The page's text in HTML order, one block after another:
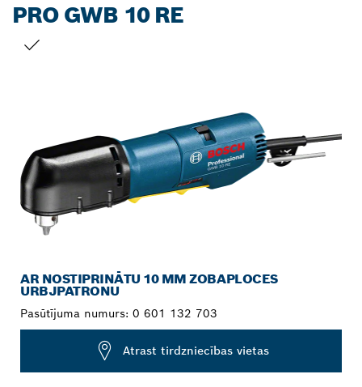
PRO GWB 10 RE
AR NOSTIPRINĀTU 10 MM ZOBAPLOCES
URBJPATRONU
Pasūtījuma numurs: 0 601 132 703
Atrast tirdzniecības vietas